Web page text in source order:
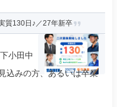
質130日♪／27年新卒
小田中
込みの方、あるいは卒業